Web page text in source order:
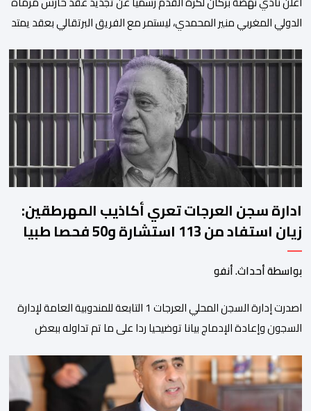
الدولي المغربي منير المحمدي، ليستمر مع الفريق البرتقالي بعقد يمتد
على منصات التواصل الاجتماعي، مصحوبا بعبارة “الرحلة مستمرة”، في
إشارة إلى رغبة الإدارة في الحفاظ على ركائز الفريق والتعزيز من
ادارة سجن العرجات تعري أكاذيب المهرطقين:
زيان استفاد من 113 استشارة و50 فحصا طبيا
بواسطة أحداث. أنفو
اصدرت إدارة السجن المحلي العرجات 1 التابعة للمندوبية العامة لإدارة
السجون وإعادة الإدماج بيانا توضيحيا ردا على ما تم تداوله ببعض
زيان، المعتقل بالمؤسسة ذاتها، وذلك لتنوير الرأي العام بالحقائق
والمعطيات الدقيقة.واوضحت إدارة المؤسسة السجنية أن المعني